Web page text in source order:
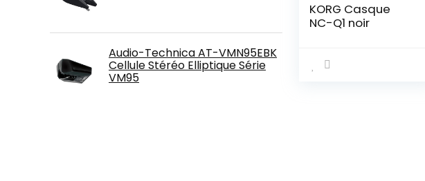
Audio-Technica AT-VMN95EBK
Cellule Stéréo Elliptique Série
VM95
KORG Casque
NC-Q1 noir